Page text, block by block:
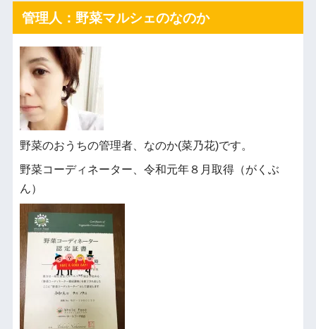
管理人：野菜マルシェのなのか
野菜のおうちの管理者、なのか(菜乃花)です。
野菜コーディネーター、令和元年８月取得（がくぶ
ん）